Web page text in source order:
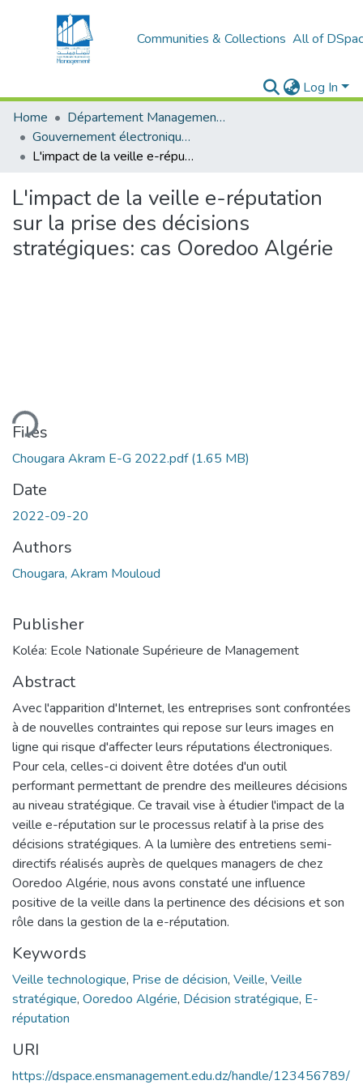
Communities & Collections All of
Log In
Home
Département Management stratégique et système
Gouvernement électronique (E-GOV)
L'impact de la veille e-réputation sur la prise des décisions stratégiques: cas Ooredoo Algérie
L'impact de la veille e-réputation
sur la prise des décisions
stratégiques: cas Ooredoo Algérie
Files
Chougara Akram E-G 2022.pdf(1.65 MB)
Date
2022-09-20
Authors
Chougara, Akram Mouloud
Publisher
Koléa: Ecole Nationale Supérieure de Management
Abstract
Avec l'apparition d'Internet, les entreprises sont confrontées
à de nouvelles contraintes qui repose sur leurs images en
ligne qui risque d'affecter leurs réputations électroniques.
Pour cela, celles-ci doivent être dotées d'un outil
performant permettant de prendre des meilleures décisions
au niveau stratégique. Ce travail vise à étudier l'impact de la
veille e-réputation sur le processus relatif à la prise des
décisions stratégiques. A la lumière des entretiens semi-
directifs réalisés auprès de quelques managers de chez
Ooredoo Algérie, nous avons constaté une influence
positive de la veille dans la pertinence des décisions et son
rôle dans la gestion de la e-réputation.
Keywords
Veille technologique, Prise de décision, Veille, Veille
stratégique, Ooredoo Algérie, Décision stratégique, E-
réputation
URI
https://dspace.ensmanagement.edu.dz/handle/123456789/